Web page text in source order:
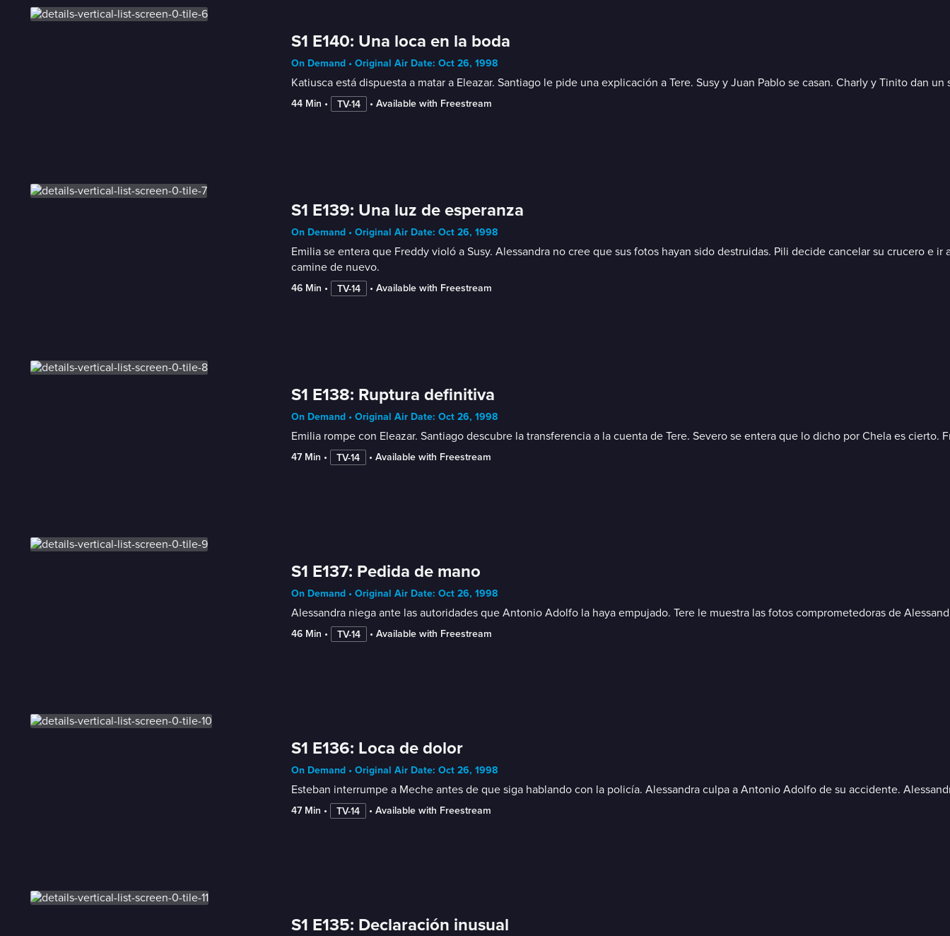
S1 E140: Una loca en la boda
On Demand • Original Air Date: Oct 26, 1998
Katiusca está dispuesta a matar a Eleazar. Santiago le pide una explicación a Tere. Susy y Juan Pablo se casan. Charly y Tinito dan un
44 Min • TV-14 • Available with Freestream
S1 E139: Una luz de esperanza
On Demand • Original Air Date: Oct 26, 1998
Emilia se entera que Freddy violó a Susy. Alessandra no cree que sus fotos hayan sido destruidas. Pili decide cancelar su crucero e
camine de nuevo.
46 Min • TV-14 • Available with Freestream
S1 E138: Ruptura definitiva
On Demand • Original Air Date: Oct 26, 1998
Emilia rompe con Eleazar. Santiago descubre la transferencia a la cuenta de Tere. Severo se entera que lo dicho por Chela es cierto.
47 Min • TV-14 • Available with Freestream
S1 E137: Pedida de mano
On Demand • Original Air Date: Oct 26, 1998
Alessandra niega ante las autoridades que Antonio Adolfo la haya empujado. Tere le muestra las fotos comprometedoras de
46 Min • TV-14 • Available with Freestream
S1 E136: Loca de dolor
On Demand • Original Air Date: Oct 26, 1998
Esteban interrumpe a Meche antes de que siga hablando con la policía. Alessandra culpa a Antonio Adolfo de su accidente.
47 Min • TV-14 • Available with Freestream
S1 E135: Declaración inusual